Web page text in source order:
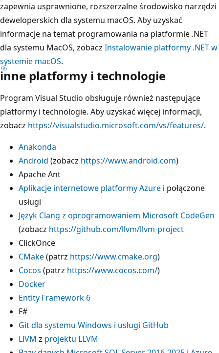
zapewnia usprawnione, rozszerzalne środowisko narzędzi
deweloperskich dla systemu macOS. Aby uzyskać
informacje na temat programowania na platformie .NET
dla systemu MacOS, zobacz Instalowanie platformy .NET w
systemie macOS.
inne platformy i technologie
Program Visual Studio obsługuje również następujące
platformy i technologie. Aby uzyskać więcej informacji,
zobacz https://visualstudio.microsoft.com/vs/features/.
Anakonda
Android (zobacz https://www.android.com)
Apache Ant
Aplikacje internetowe platformy Azure i połączone
usługi
Język Clang z oprogramowaniem Microsoft CodeGen
(zobacz https://github.com/llvm/llvm-project
ClickOnce
CMake(patrz https://www.cmake.org)
Cocos (patrz https://www.cocos.com/)
Docker
Entity Framework 6
F#
Git dla systemu Windows i usługi GitHub
LlVM z projektu LLVM